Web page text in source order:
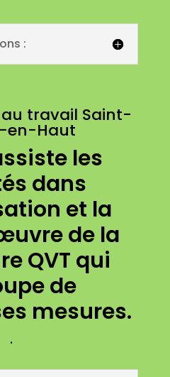
:
travail Saint-
en-Haut
les
dans
et la
de la
QVT qui
de
mesures.
.